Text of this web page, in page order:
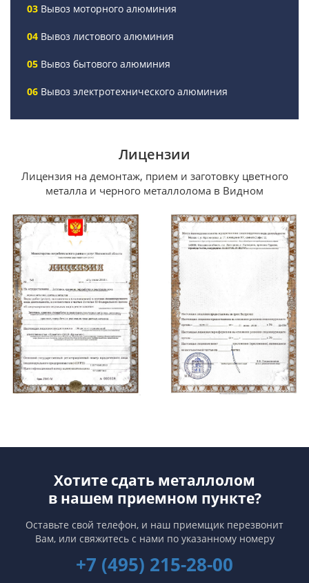
Вывоз моторного алюминия
Вывоз листового алюминия
Вывоз бытового алюминия
Вывоз электротехнического алюминия
Лицензии
Лицензия на демонтаж, прием и заготовку цветного
металла и черного металлолома в Видном
Хотите сдать металлолом
в нашем приемном пункте?
Оставьте свой телефон, и наш приемщик перезвонит
Вам, или свяжитесь с нами по указанному номеру
+7 (495) 215-28-00